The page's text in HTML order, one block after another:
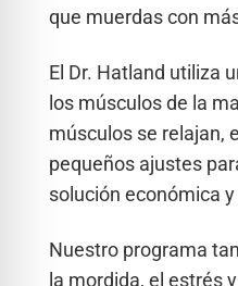
que muerdas con
El Dr. Hatland utiliza
los músculos de la
músculos se relajan,
pequeños ajustes
solución económica
Nuestro programa
la mordida, el estrés